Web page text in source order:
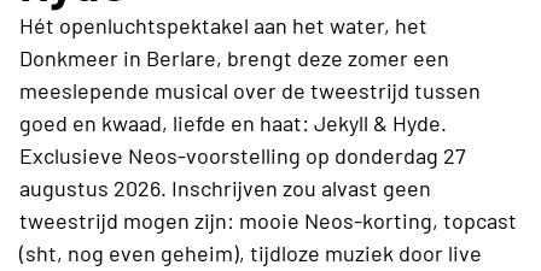
Hét openluchtspektakel aan het water, het
Donkmeer in Berlare, brengt deze zomer een
meeslepende musical over de tweestrijd tussen
goed en kwaad, liefde en haat: Jekyll & Hyde.
Exclusieve Neos-voorstelling op donderdag 27
augustus 2026. Inschrijven zou alvast geen
tweestrijd mogen zijn: mooie Neos-korting, topcast
(sht, nog even geheim), tijdloze muziek door live